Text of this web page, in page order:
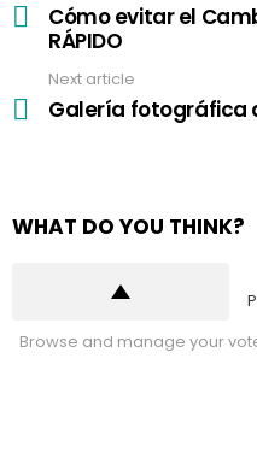
moreCómo evitar el
RÁPIDO
Next article
Galería fotográfica
WHAT DO YOU THINK?
Browse and manage your